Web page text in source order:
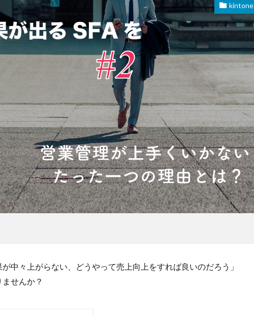
kintone
中々上がらない、どうやって売上向上をすれば良いのだろう」
せんか？